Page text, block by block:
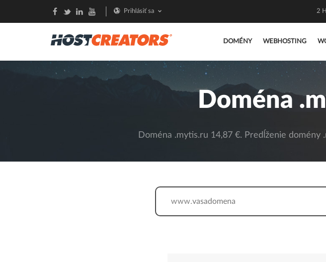
DOMÉNY WEBHOSTING
Prihlásiť sa 2
Doména
Doména .mytis.ru 14,87 €. Predĺženie
www.